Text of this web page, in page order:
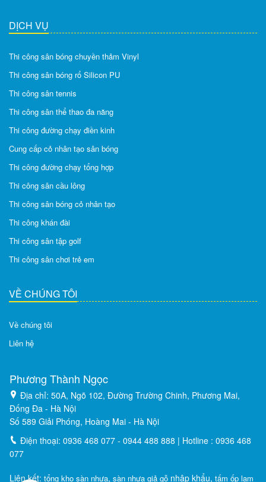
DỊCH VỤ
Thi công sân bóng chuyền thảm Vinyl
Thi công sân bóng rổ Silicon PU
Thi công sân tennis
Thi công sân thể thao đa năng
Thi công đường chạy điền kinh
Cung cấp cỏ nhân tạo sân bóng
Thi công đường chạy tổng hợp
Thi công sân cầu lông
Thi công sân bóng cỏ nhân tạo
Thi công khán đài
Thi công sân tập golf
Thi công sân chơi trẻ em
VỀ CHÚNG TÔI
Về chúng tôi
Liên hệ
Phương Thành Ngọc
Địa chỉ: 50A, Ngõ 102, Đường Trường Chinh, Phương Mai,
Đống Đa - Hà Nội
Số 589 Giải Phóng, Hoàng Mai - Hà Nội
Điện thoại: 0936 468 077 - 0944 488 888 | Hotline : 0936 468
077
Liên kết: tổng kho sàn nhựa, sàn nhựa giả gỗ nhập khẩu, tấm ốp lam